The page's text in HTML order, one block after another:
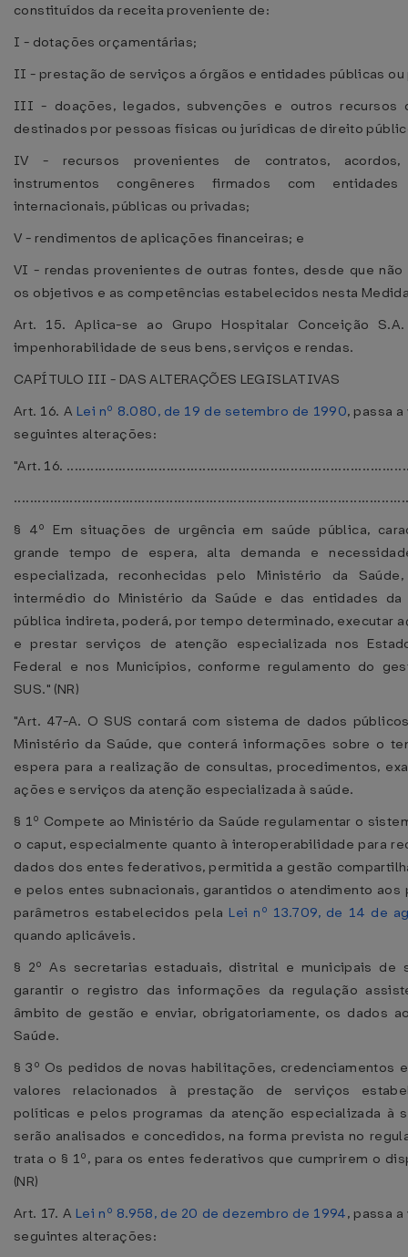
constituídos da receita proveniente de:
I - dotações orçamentárias;
II - prestação de serviços a órgãos e entidades públicas ou
III - doações, legados, subvenções e outros recursos
destinados por pessoas físicas ou jurídicas de direito
IV - recursos provenientes de contratos,
instrumentos congêneres firmados com
internacionais, públicas ou privadas;
V - rendimentos de aplicações financeiras; e
VI - rendas provenientes de outras fontes, desde que não
os objetivos e as competências estabelecidos nesta
Art. 15. Aplica-se ao Grupo Hospitalar Conceição
impenhorabilidade de seus bens, serviços e rendas.
CAPÍTULO III - DAS ALTERAÇÕES LEGISLATIVAS
Art. 16. A Lei nº 8.080, de 19 de setembro de 1990, passa
seguintes alterações:
"Art. 16.
§ 4º Em situações de urgência em saúde pública,
grande tempo de espera, alta demanda e
especializada, reconhecidas pelo Ministério da
intermédio do Ministério da Saúde e das entidades da
pública indireta, poderá, por tempo determinado, executar
e prestar serviços de atenção especializada nos
Federal e nos Municípios, conforme regulamento do
SUS." (NR)
"Art. 47-A. O SUS contará com sistema de dados
Ministério da Saúde, que conterá informações sobre o
espera para a realização de consultas, procedimentos,
ações e serviços da atenção especializada à saúde.
§ 1º Compete ao Ministério da Saúde regulamentar o
o caput, especialmente quanto à interoperabilidade para
dados dos entes federativos, permitida a gestão
e pelos entes subnacionais, garantidos o atendimento
parâmetros estabelecidos pela Lei nº 13.709, de 14 de
quando aplicáveis.
§ 2º As secretarias estaduais, distrital e municipais de
garantir o registro das informações da regulação
âmbito de gestão e enviar, obrigatoriamente, os dados
Saúde.
§ 3º Os pedidos de novas habilitações, credenciamentos
valores relacionados à prestação de serviços
políticas e pelos programas da atenção especializada à
serão analisados e concedidos, na forma prevista no
trata o § 1º, para os entes federativos que cumprirem o
(NR)
Art. 17. A Lei nº 8.958, de 20 de dezembro de 1994, passa
seguintes alterações: